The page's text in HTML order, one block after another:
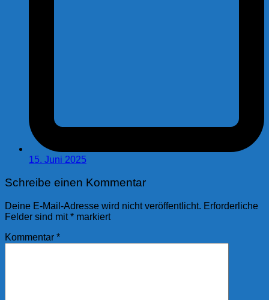
15. Juni 2025
Schreibe einen Kommentar
Deine E-Mail-Adresse wird nicht veröffentlicht. Erforderliche
Felder sind mit* markiert
Kommentar *